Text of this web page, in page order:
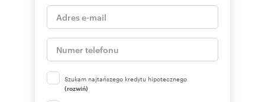
Szukam najtańszego kredytu hipotecznego
(rozwiń)